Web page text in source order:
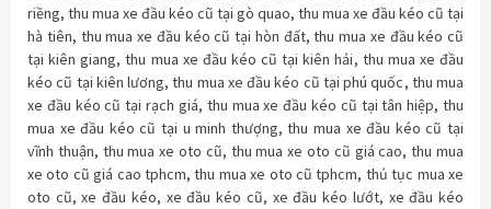
riềng, thu mua xe đầu kéo cũ tại gò quao, thu mua xe đầu kéo cũ tại
hà tiên, thu mua xe đầu kéo cũ tại hòn đất,thu mua xe đầu kéo cũ
tại kiên giang,thu mua xe đầu kéo cũ tại kiên hải, thu mua xe đầu
kéo cũ tại kiên lương,thu mua xe đầu kéo cũ tại phú quốc, thu mua
xe đầu kéo cũ tại rạch giá, thu mua xe đầu kéo cũ tại tân hiệp, thu
mua xe đầu kéo cũ tại u minh thượng,thu mua xe đầu kéo cũ tại
vĩnh thuận, thu mua xe oto cũ, thu mua xe oto cũ giá cao,thu mua
xe oto cũ giá cao tphcm,thu mua xe oto cũ tphcm, thủ tục mua xe
oto cũ,xe đầu kéo, xe đầu kéo cũ, xe đầu kéo lướt, xe đầu kéo